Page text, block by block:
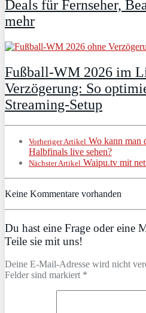
Deals für Fernseher,
mehr
Fußball-WM 2026 im
Verzögerung: So
Streaming-Setup
Vorheriger Artikel Wo kann man
Halbfinals live sehen?
Nächster Artikel Waipu.tv mit
Keine Kommentare vorhanden
Du hast eine Frage oder eine
Teile sie mit uns!
Deine E-Mail-Adresse wird nicht
Felder sind markiert *